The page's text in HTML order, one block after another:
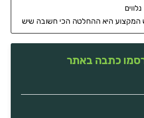
המקצוע היא ההחלטה הכי חשובה שיש
כתבה באתר